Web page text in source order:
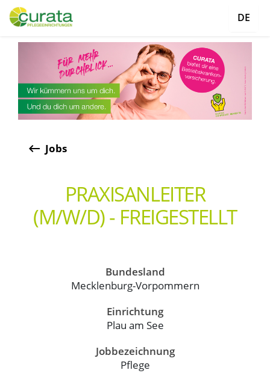
DE
keyboard_backspace Jobs
PRAXISANLEITER
(M/W/D) - FREIGESTELLT
Bundesland
Mecklenburg-Vorpommern
Einrichtung
Plau am See
Jobbezeichnung
Pflege